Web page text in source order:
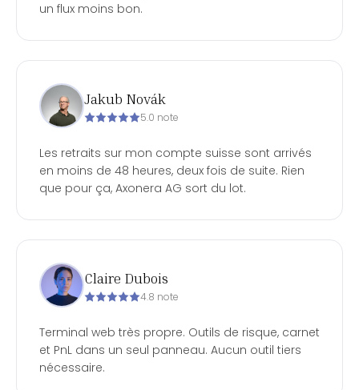
un flux moins bon.
Jakub Novák
5.0 note
Les retraits sur mon compte suisse sont arrivés
en moins de 48 heures, deux fois de suite. Rien
que pour ça, Axonera AG sort du lot.
Claire Dubois
4.8 note
Terminal web très propre. Outils de risque, carnet
et PnL dans un seul panneau. Aucun outil tiers
nécessaire.